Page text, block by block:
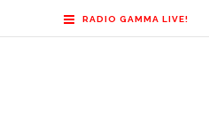
RADIO GAMMA LIVE!